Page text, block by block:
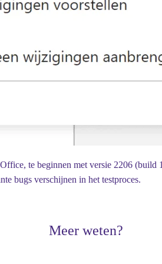
te beginnen met versie 2206
bugs verschijnen in het testproces.
Meer weten?